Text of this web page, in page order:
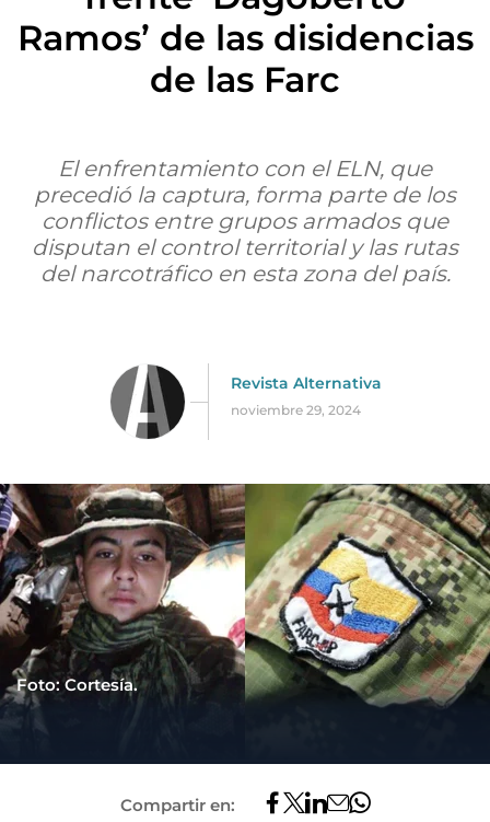
Ramos’ de las disidencias
de las Farc
El enfrentamiento con el ELN, que
precedió la captura, forma parte de los
conflictos entre grupos armados que
disputan el control territorial y las rutas
del narcotráfico en esta zona del país.
Revista Alternativa
noviembre 29, 2024
Foto: Cortesía.
Compartir en: